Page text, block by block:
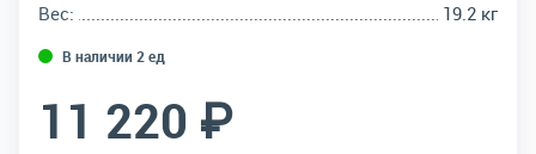
Вес:
19.2 кг
В наличии 2 ед
11 220 ₽